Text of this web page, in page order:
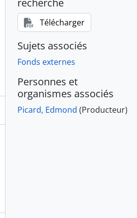
recherche
Télécharger
Sujets associés
Fonds externes
Personnes et
organismes associés
Picard, Edmond (Producteur)